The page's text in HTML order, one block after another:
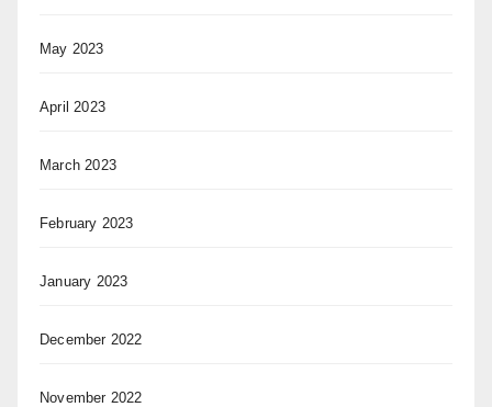
May 2023
April 2023
March 2023
February 2023
January 2023
December 2022
November 2022